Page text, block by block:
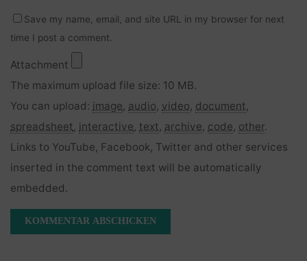
Save my name, email, and site URL in my browser for next
time I post a comment.
Attachment
The maximum upload file size: 10 MB.
You can upload: image, audio, video, document,
spreadsheet, interactive, text, archive, code, other.
Links to YouTube, Facebook, Twitter and other services
inserted in the comment text will be automatically
embedded.